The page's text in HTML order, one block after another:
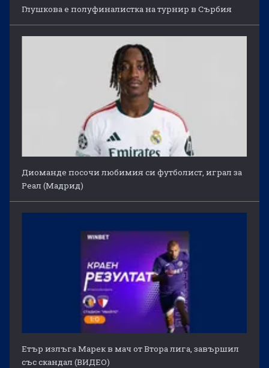
Глушкова е полуфиналистка на турнир в Сърбия
Диоманде посочи любимия си футболист, играл за
Реал (Мадрид)
Етър излъга Марек в мач от Втора лига, завършил
със скандал (ВИДЕО)